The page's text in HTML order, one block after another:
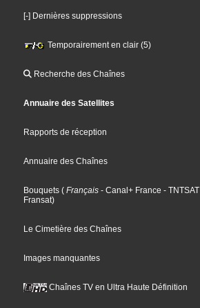
[-] Dernières suppressions
Temporairement en clair (5)
Recherche des Chaînes
Annuaire des Satellites
Rapports de réception
Annuaire des Chaînes
Bouquets ( Français - Canal+ France - TNTSAT
Fransat)
Le Cimetière des Chaînes
Images manquantes
Chaînes TV en Ultra Haute Définition